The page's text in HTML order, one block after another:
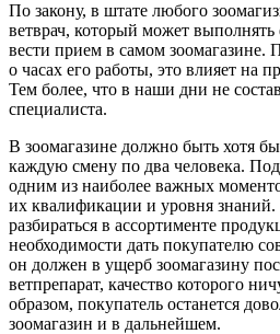
По закону, в штате любого
ветврач, который может
вести прием в самом зоомагазине.
о часах его работы, это влияет на
Тем более, что в наши дни не
специалиста.
В зоомагазине должно быть хотя
каждую смену по два человека.
одним из наиболее важных
их квалификации и уровня
разбираться в ассортименте
необходимости дать покупателю
он должен в ущерб зоомагазину
ветпрепарат, качество которого
образом, покупатель останется
зоомагазин и в дальнейшем.